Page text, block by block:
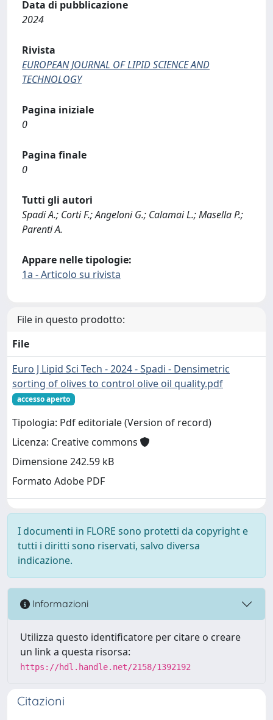
Data di pubblicazione
2024
Rivista
EUROPEAN JOURNAL OF LIPID SCIENCE AND
TECHNOLOGY
Pagina iniziale
0
Pagina finale
0
Tutti gli autori
Spadi A.; Corti F.; Angeloni G.; Calamai L.; Masella P.;
Parenti A.
Appare nelle tipologie:
1a - Articolo su rivista
File in questo prodotto:
File
Euro J Lipid Sci Tech - 2024 - Spadi - Densimetric
sorting of olives to control olive oil quality.pdf
accesso aperto
Tipologia: Pdf editoriale (Version of record)
Licenza: Creative commons
Dimensione 242.59 kB
Formato Adobe PDF
I documenti in FLORE sono protetti da copyright e
tutti i diritti sono riservati, salvo diversa
indicazione.
Informazioni
Utilizza questo identificatore per citare o creare
un link a questa risorsa:
https://hdl.handle.net/2158/1392192
Citazioni